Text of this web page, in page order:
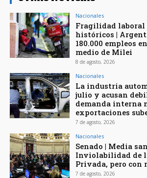
Nacionales
Fragilidad laboral
históricos |
180.000 empleos
medio de Milei
8 de agosto, 2026
Nacionales
La industria
julio y acusan
demanda interna
exportaciones
7 de agosto, 2026
Nacionales
Senado | Media
Inviolabilidad de
Privada, pero con
7 de agosto, 2026